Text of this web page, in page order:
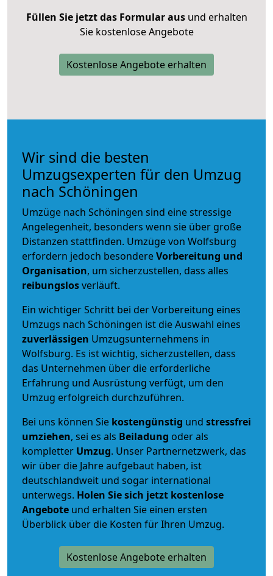
Füllen Sie jetzt das Formular ausund erhalten
Sie kostenlose Angebote
Kostenlose Angebote erhalten
Wir sind die besten
Umzugsexperten für den Umzug
nach Schöningen
Umzüge nach Schöningen sind eine stressige
Angelegenheit, besonders wenn sie über große
Distanzen stattfinden. Umzüge von Wolfsburg
erfordern jedoch besondereVorbereitung und
Organisation, um sicherzustellen, dass alles
reibungslosverläuft.
Ein wichtiger Schritt bei der Vorbereitung eines
Umzugs nach Schöningen ist die Auswahl eines
zuverlässigen Umzugsunternehmens in
Wolfsburg. Es ist wichtig, sicherzustellen, dass
das Unternehmen über die erforderliche
Erfahrung und Ausrüstung verfügt, um den
Umzug erfolgreich durchzuführen.
Bei uns können Sie kostengünstig und stressfrei
umziehen, sei es als Beiladung oder als
kompletter Umzug. Unser Partnernetzwerk, das
wir über die Jahre aufgebaut haben, ist
deutschlandweit und sogar international
unterwegs. Holen Sie sich jetzt kostenlose
Angebote und erhalten Sie einen ersten
Überblick über die Kosten für Ihren Umzug.
Kostenlose Angebote erhalten